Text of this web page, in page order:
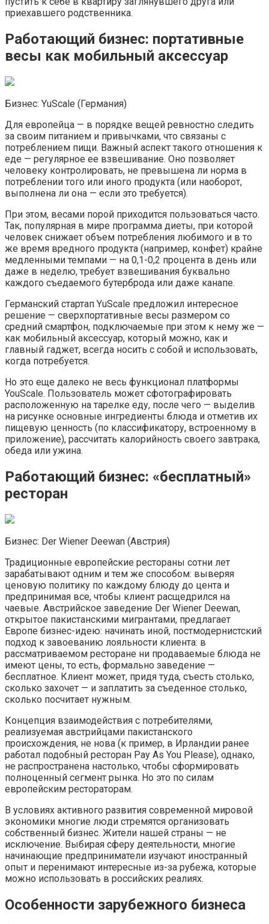
приехавшего родственника.
Работающий бизнес: портативные
весы как мобильный аксессуар
Бизнес: YuScale (Германия)
Для европейца — в порядке вещей ревностно следить
за своим питанием и привычками, что связаны с
потреблением пищи. Важный аспект такого отношения к
еде — регулярное ее взвешивание. Оно позволяет
человеку контролировать, не превышена ли норма в
потреблении того или иного продукта (или наоборот,
выполнена ли она — если это требуется).
При этом, весами порой приходится пользоваться часто.
Так, популярная в мире программа диеты, при которой
человек снижает объем потребления любимого и в то
же время вредного продукта (например, конфет) крайне
медленными темпами — на 0,1-0,2 процента в день или
даже в неделю, требует взвешивания буквально
каждого съедаемого бутерброда или даже канапе.
Германский стартап YuScale предложил интересное
решение — сверхпортативные весы размером со
средний смартфон, подключаемые при этом к нему же —
как мобильный аксессуар, который можно, как и
главный гаджет, всегда носить с собой и использовать,
когда потребуется.
Но это еще далеко не весь функционал платформы
YouScale. Пользователь может сфотографировать
расположенную на тарелке еду, после чего — выделив
на рисунке основные ингредиенты блюда и отметив их
пищевую ценность (по классификатору, встроенному в
приложение), рассчитать калорийность своего завтрака,
обеда или ужина.
Работающий бизнес: «бесплатный»
ресторан
Бизнес: Der Wiener Deewan (Австрия)
Традиционные европейские рестораны сотни лет
зарабатывают одним и тем же способом: выверяя
ценовую политику по каждому блюду до цента и
предпринимая все, чтобы клиент расщедрился на
чаевые. Австрийское заведение Der Wiener Deewan,
открытое пакистанскими мигрантами, предлагает
Европе бизнес-идею: начинать иной, постмодернистский
подход к завоеванию лояльности клиента: в
рассматриваемом ресторане ни продаваемые блюда не
имеют цены, то есть, формально заведение —
бесплатное. Клиент может, придя туда, съесть столько,
сколько захочет — и заплатить за съеденное столько,
сколько посчитает нужным.
Концепция взаимодействия с потребителями,
реализуемая австрийцами пакистанского
происхождения, не нова (к пример, в Ирландии ранее
работал подобный ресторан Pay As You Please), однако,
не распространена настолько, чтобы сформировать
полноценный сегмент рынка. Но это по силам
европейским рестораторам.
В условиях активного развития современной мировой
экономики многие люди стремятся организовать
собственный бизнес. Жители нашей страны — не
исключение. Выбирая сферу деятельности, многие
начинающие предприниматели изучают иностранный
опыт и перенимают интересные из-за рубежа, которые
можно использовать в российских реалиях.
Особенности зарубежного бизнеса